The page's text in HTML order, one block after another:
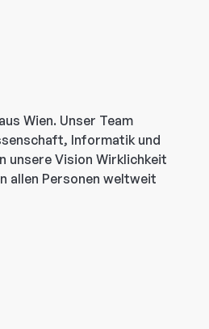
Wien. Unser Team
Informatik und
unsere Vision Wirklichkeit
allen Personen weltweit